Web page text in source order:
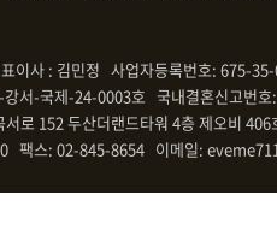
이사 : 김민정 사업자등록번호: 675-
강서-국제-24-0003호 국내결혼신고번
로 152 두산더랜드타워 4층 제오비 406
팩스: 02-845-8654 이메일: